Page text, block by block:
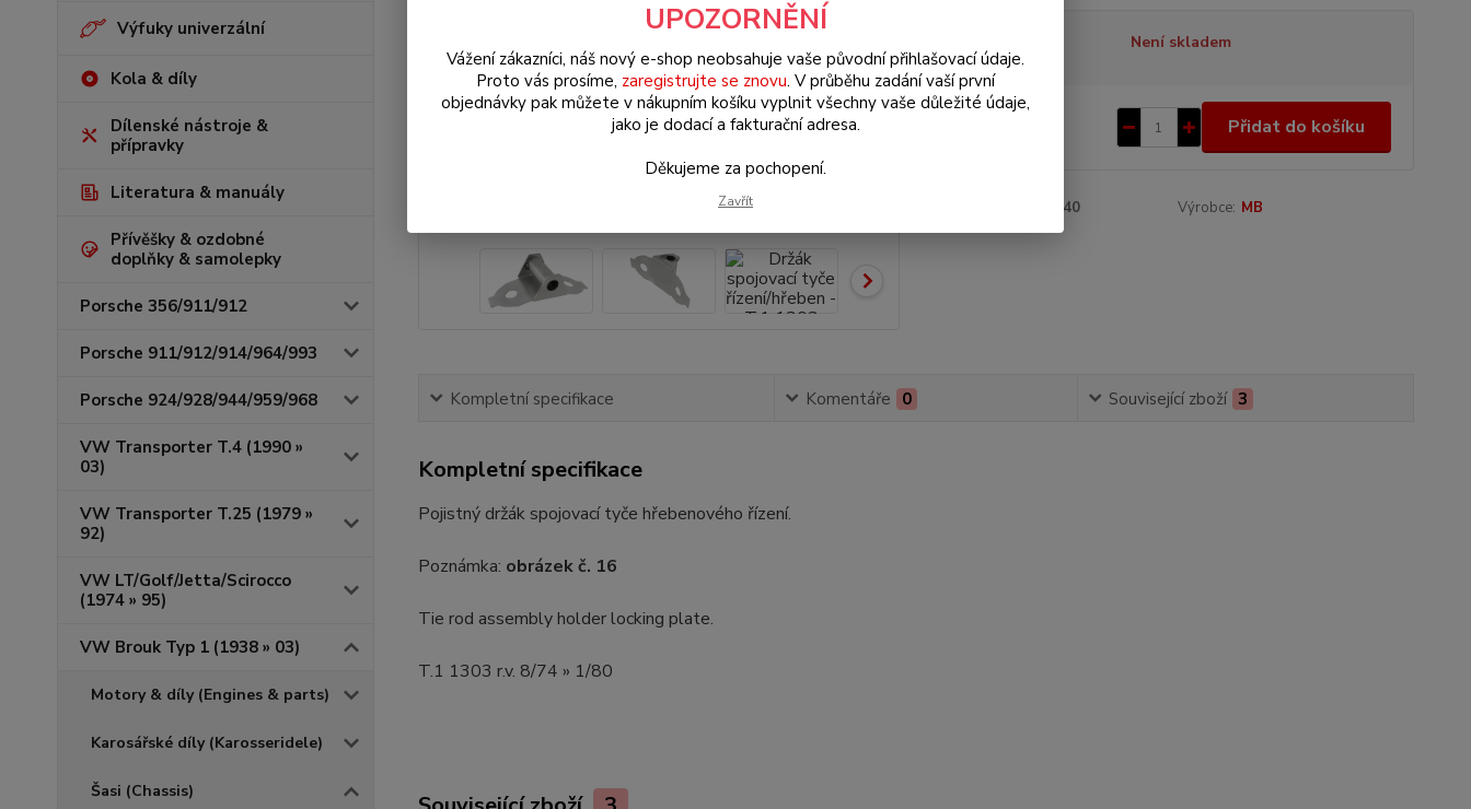
Výfuky univerzální
Kola & díly
Dílenské nástroje &
přípravky
Literatura & manuály
Přívěšky & ozdobné
doplňky & samolepky
Porsche 356/911/912
Porsche 911/912/914/964/993
Porsche 924/928/944/959/968
VW Transporter T.4 (1990 »
03)
VW Transporter T.25 (1979 »
92)
VW LT/Golf/Jetta/Scirocco
(1974 » 95)
VW Brouk Typ 1 (1938 » 03)
Motory & díly (Engines & parts)
Karosářské díly (Karosseridele)
Šasi (Chassis)
- 15 %
Není skladem
843 Kč Přidat do košíku
04340 Výrobce: MB
Kompletní specifikace Komentáře 0 Související zboží 3
Kompletní specifikace
Pojistný držák spojovací tyče hřebenového řízení.
Poznámka: obrázek č. 16
Tie rod assembly holder locking plate.
T.1 1303 r.v. 8/74 » 1/80
UPOZORNĚNÍ
Vážení zákazníci, náš nový e-shop neobsahuje vaše původní přihlašovací údaje.
Proto vás prosíme, zaregistrujte se znovu. V průběhu zadání vaší první
objednávky pak můžete v nákupním košíku vyplnit všechny vaše důležité údaje,
jako je dodací a fakturační adresa.
Děkujeme za pochopení.
Zavřít